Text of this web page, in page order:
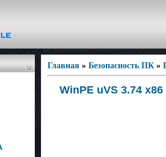
Главная » Безопасность ПК »
WinPE uVS 3.74